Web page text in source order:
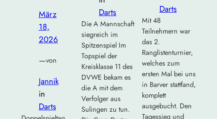
März
18,
2026
—von
Jannik
in
Darts
Darts
Die A Mannschaft
siegreich im
Spitzenspiel Im
Topspiel der
Kreisklasse 11 des
DVWE bekam es
die A mit dem
Verfolger aus
Sulingen zu tun.
Darts
Mit 48
Teilnehmern war
das 2.
Ranglistenturnier,
welches zum
ersten Mal bei uns
in Barver stattfand,
komplett
ausgebucht. Den
Tagessieg und